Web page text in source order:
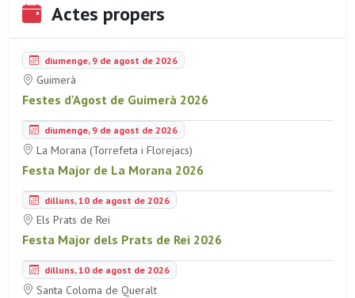
Actes propers
diumenge, 9 de agost de 2026
Guimerà
Festes d'Agost de Guimerà 2026
diumenge, 9 de agost de 2026
La Morana (Torrefeta i Florejacs)
Festa Major de La Morana 2026
dilluns, 10 de agost de 2026
Els Prats de Rei
Festa Major dels Prats de Rei 2026
dilluns, 10 de agost de 2026
Santa Coloma de Queralt